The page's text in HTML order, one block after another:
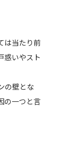
は当たり前
惑いやスト
の壁とな
の一つと言